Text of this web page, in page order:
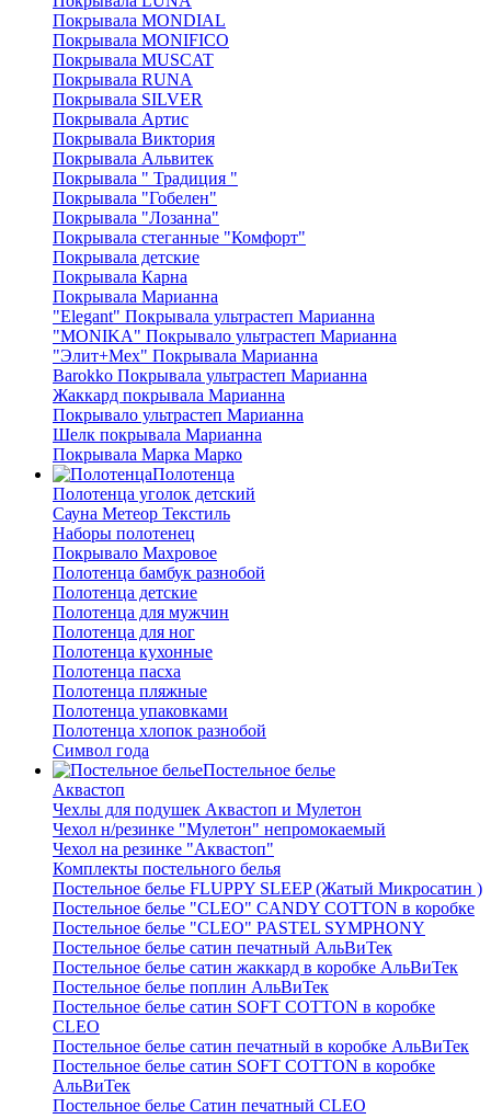
Покрывала MONDIAL
Покрывала MONIFICO
Покрывала MUSCAT
Покрывала RUNA
Покрывала SILVER
Покрывала Артис
Покрывала Виктория
Покрывала Альвитек
Покрывала " Традиция "
Покрывала "Гобелен"
Покрывала "Лозанна"
Покрывала стеганные "Комфорт"
Покрывала детские
Покрывала Карна
Покрывала Марианна
"Elegant" Покрывала ультрастеп Марианна
"MONIKA" Покрывало ультрастеп Марианна
"Элит+Мех" Покрывала Марианна
Barokko Покрывала ультрастеп Марианна
Жаккард покрывала Марианна
Покрывало ультрастеп Марианна
Шелк покрывала Марианна
Покрывала Марка Марко
Полотенца
Полотенца уголок детский
Сауна Метеор Текстиль
Наборы полотенец
Покрывало Махровое
Полотенца бамбук разнобой
Полотенца детские
Полотенца для мужчин
Полотенца для ног
Полотенца кухонные
Полотенца пасха
Полотенца пляжные
Полотенца упаковками
Полотенца хлопок разнобой
Символ года
Постельное белье
Аквастоп
Чехлы для подушек Аквастоп и Мулетон
Чехол н/резинке "Мулетон" непромокаемый
Чехол на резинке "Аквастоп"
Комплекты постельного белья
Постельное белье FLUPPY SLEEP (Жатый Микросатин )
Постельное белье "CLEO" CANDY COTTON в коробке
Постельное белье "CLEO" PASTEL SYMPHONY
Постельное белье сатин печатный АльВиТек
Постельное белье сатин жаккард в коробке АльВиТек
Постельное белье поплин АльВиТек
Постельное белье сатин SOFT COTTON в коробке
CLEO
Постельное белье сатин печатный в коробке АльВиТек
Постельное белье сатин SOFT COTTON в коробке
АльВиТек
Постельное белье Сатин печатный CLEO